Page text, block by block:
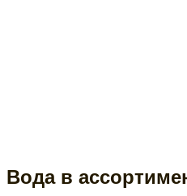
Вода в